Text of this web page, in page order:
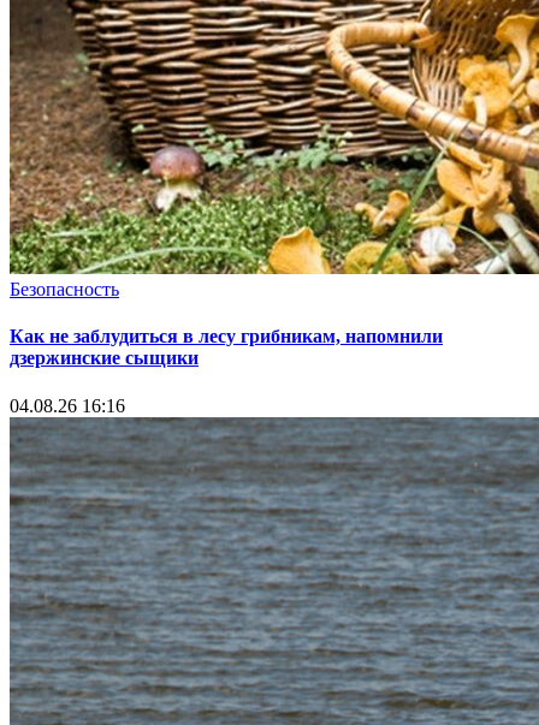
Безопасность
Как не заблудиться в лесу грибникам, напомнили
дзержинские сыщики
04.08.26 16:16